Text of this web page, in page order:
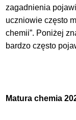
zagadnienia
uczniowie często
chemii”. Poniżej
bardzo często
Matura chemia